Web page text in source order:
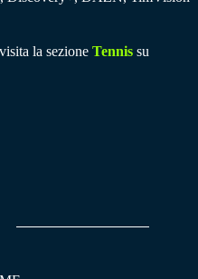
la sezione Tennis su